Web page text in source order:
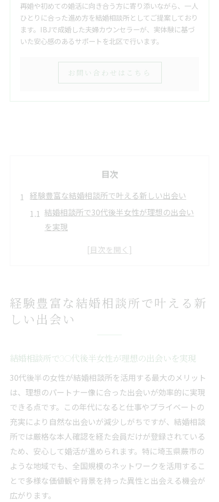
再婚や初めての婚活に向き合う方に寄り添いながら、一人
ひとりに合った進め方を結婚相談所としてご提案しており
ます。IBJで成婚した夫婦カウンセラーが、実体験に基づ
いた安心感のあるサポートを北区で行います。
お問い合わせはこちら
目次
経験豊富な結婚相談所で叶える新しい出会い
結婚相談所で30代後半女性が理想の出会い
を実現
経験豊富なカウンセラーが女性の婚活を手
結婚相談所で女性が安心して始められる理
由とは
多様な出会いが広がる結婚相談所のメリッ
ト紹介
30代後半女性が結婚相談所を選ぶ最大のメ
結婚相談所の信頼性が女性の婚活に安心感
を与える
時間を有効活用できる相談所のサポート体
制とは
女性の年齢に寄り添う結婚相談所の強みを
解説
経験豊富な結婚相談所で叶える新
しい出会い
結婚相談所で30代後半女性が理想の出会いを実現
30代後半の女性が結婚相談所を活用する最大のメリット
は、理想のパートナー像に合った出会いが効率的に実現
できる点です。この年代になると仕事やプライベートの
充実により自然な出会いが減少しがちですが、結婚相談
所では厳格な本人確認を経た会員だけが登録されている
ため、安心して婚活が進められます。特に埼玉県蕨市の
ような地域でも、全国規模のネットワークを活用するこ
とで多様な価値観や背景を持った異性と出会える機会が
広がります。